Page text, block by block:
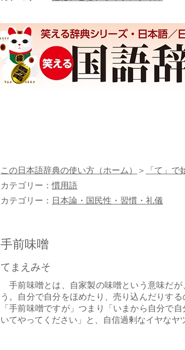
この日本語辞典の使い方（ホーム）＞「て」で
カテゴリー：慣用語
カテゴリー： 日本論・国民性・習慣・礼儀
手前味噌
​てまえみそ
手前味噌とは、自家製の味噌という意味だ
う。自分で自分をほめたり、売り込んだりす
「手前味噌ですが」つまり「いまから自分で
いてやってください」と、自信過剰なイヤなヤ